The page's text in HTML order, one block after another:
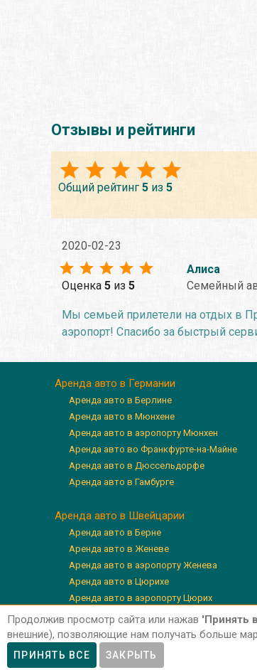
Отзывы и рейтинги
Общий рейтинг 5 из 5
2020-02-23
Оценка 5 из 5
Алиса
Семейный
Мы семьей прилетели на отдых в
аэропорт! Спасибо за быстрый
Аренда авто в Германии
Аренда авто в Берлине
Аренда авто в Мюнхене
Аренда авто в аэропорту Мюнхен
Аренда авто во Франкфурте-на-Майне
Аренда авто в Дюссельдорфе
Аренда авто в Гамбурге
Аренда авто в Швейцарии
Аренда авто в Берне
Аренда авто в Женеве
Аренда авто в аэропорту Женева
Аренда авто в Цюрихе
Аренда авто в аэропорту Цюрих
Аренда авто в Люцерне
Продолжив просмотр сайта или нажав 'Принять
внешние), позволяющие нам получать больше
ПРИНЯТЬ ВСЕ ЗАКРЫТЬ